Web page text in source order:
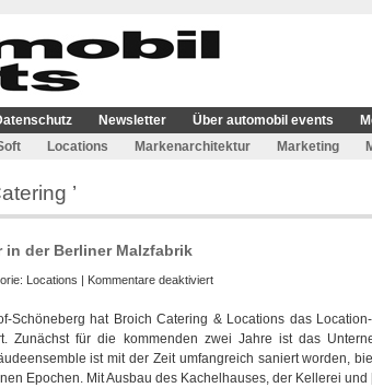
Newsletter Über automobil events
Locations Markenarchitektur Marketing
’
in der Berliner Malzfabrik
Locations | Kommentare deaktiviertfür
wurde
Catering-
Partner
in
Schöneberg hat Broich Catering & Locations das
Zunächst für die kommenden zwei Jahre ist das
ist mit der Zeit umfangreich saniert worden,
Epochen. Mit Ausbau des Kachelhauses, der Kellerei